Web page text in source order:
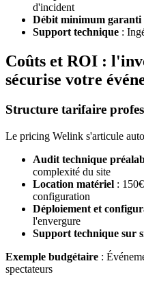
d'incident
Débit minimum garanti
Support technique :
Coûts et ROI :
sécurise votre
Structure tarifaire
Le pricing Welink s'articule
Audit technique
complexité du site
Location matériel :
configuration
Déploiement et
l'envergure
Support technique sur
Exemple budgétaire :
spectateurs